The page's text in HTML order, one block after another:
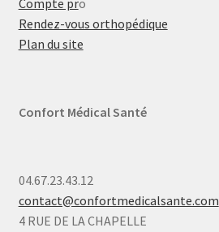
Rendez-vous orthopédique
Plan du site
Confort Médical Santé
04.67.23.43.12
contact@confortmedicalsante.com
4 RUE DE LA CHAPELLE